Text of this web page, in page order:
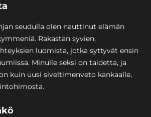
seudulla olen nauttinut elämän
Rakastan syvien,
luomista, jotka syttyvät ensin
Minulle seksi on taidetta, ja
kuin uusi siveltimenveto kankaalle,